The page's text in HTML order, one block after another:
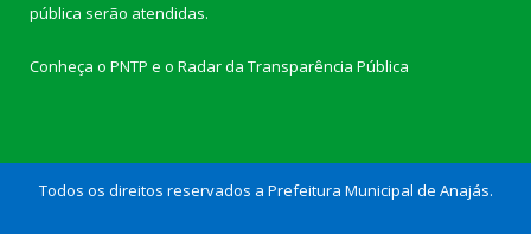
pública serão atendidas.
Conheça o PNTP e o Radar da Transparência Pública
Todos os direitos reservados a Prefeitura Municipal de Anajás.